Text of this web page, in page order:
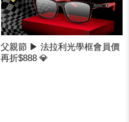
父親節 ▶ 法拉利光學框會員價
再折$888 💎